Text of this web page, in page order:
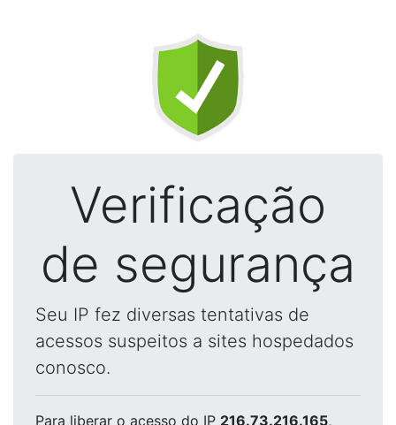
Verificação
de segurança
Seu IP fez diversas tentativas de
acessos suspeitos a sites hospedados
conosco.
Para liberar o acesso do IP 216.73.216.165,